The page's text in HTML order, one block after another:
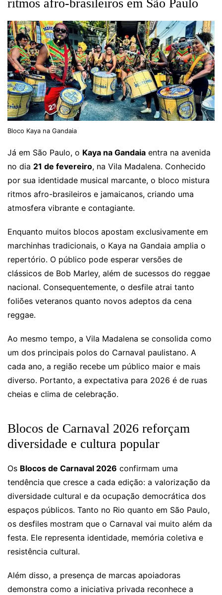
ritmos afro-brasileiros em São Paulo
Bloco Kaya na Gandaia
Já em São Paulo, o Kaya na Gandaia entra na avenida
no dia 21 de fevereiro, na Vila Madalena. Conhecido
por sua identidade musical marcante, o bloco mistura
ritmos afro-brasileiros e jamaicanos, criando uma
atmosfera vibrante e contagiante.
Enquanto muitos blocos apostam exclusivamente em
marchinhas tradicionais, o Kaya na Gandaia amplia o
repertório. O público pode esperar versões de
clássicos de Bob Marley, além de sucessos do reggae
nacional. Consequentemente, o desfile atrai tanto
foliões veteranos quanto novos adeptos da cena
reggae.
Ao mesmo tempo, a Vila Madalena se consolida como
um dos principais polos do Carnaval paulistano. A
cada ano, a região recebe um público maior e mais
diverso. Portanto, a expectativa para 2026 é de ruas
cheias e clima de celebração.
Blocos de Carnaval 2026 reforçam
diversidade e cultura popular
Os Blocos de Carnaval 2026 confirmam uma
tendência que cresce a cada edição: a valorização da
diversidade cultural e da ocupação democrática dos
espaços públicos. Tanto no Rio quanto em São Paulo,
os desfiles mostram que o Carnaval vai muito além da
festa. Ele representa identidade, memória coletiva e
resistência cultural.
Além disso, a presença de marcas apoiadoras
demonstra como a iniciativa privada reconhece a